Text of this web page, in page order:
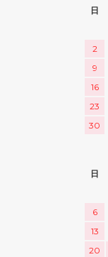
日
2
9
16
23
30
日
6
13
20